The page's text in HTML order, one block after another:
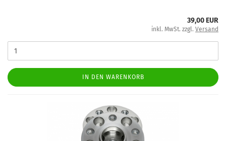
39,00 EUR
inkl. MwSt. zzgl. Versand
IN DEN WARENKORB